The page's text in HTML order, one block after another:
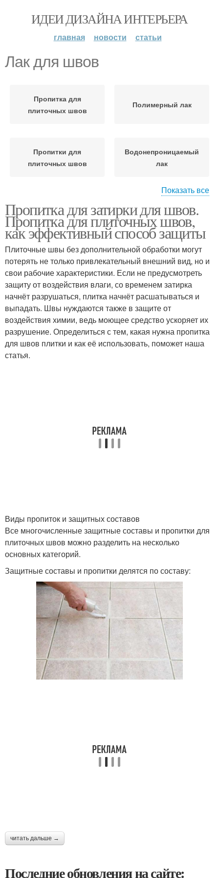
ИДЕИ ДИЗАЙНА ИНТЕРЬЕРА
главная новости статьи
Лак для швов
Пропитка для
плиточных швов
Полимерный лак
Пропитки для
плиточных швов
Водонепроницаемый
лак
Лак для плитки Пропитка для швов
Показать все
Пропитка для затирки для швов.
Пропитка для плиточных швов,
как эффективный способ защиты
Плиточные швы без дополнительной обработки могут
потерять не только привлекательный внешний вид, но и
свои рабочие характеристики. Если не предусмотреть
защиту от воздействия влаги, со временем затирка
начнёт разрушаться, плитка начнёт расшатываться и
выпадать. Швы нуждаются также в защите от
воздействия химии, ведь моющее средство ускоряет их
разрушение. Определиться с тем, какая нужна пропитка
для швов плитки и как её использовать, поможет наша
статья.
Виды пропиток и защитных составов
Все многочисленные защитные составы и пропитки для
плиточных швов можно разделить на несколько
основных категорий.
Защитные составы и пропитки делятся по составу:
читать дальше →
Последние обновления на сайте: